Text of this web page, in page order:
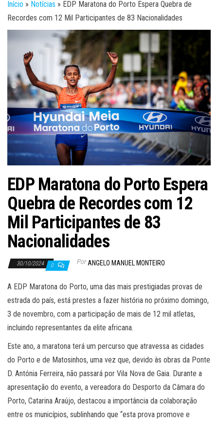
Início » Notícias » EDP Maratona do Porto Espera Quebra de
Recordes com 12 Mil Participantes de 83 Nacionalidades
EDP Maratona do Porto Espera
Quebra de Recordes com 12
Mil Participantes de 83
Nacionalidades
30/10/2024 0 Por ANGELO MANUEL MONTEIRO
A EDP Maratona do Porto, uma das mais prestigiadas provas de
estrada do país, está prestes a fazer história no próximo domingo,
3 de novembro, com a participação de mais de 12 mil atletas,
incluindo representantes da elite africana.
Este ano, a maratona terá um percurso que atravessa as cidades
do Porto e de Matosinhos, uma vez que, devido às obras da Ponte
D. Antónia Ferreira, não passará por Vila Nova de Gaia. Durante a
apresentação do evento, a vereadora do Desporto da Câmara do
Porto, Catarina Araújo, destacou a importância da colaboração
entre os municípios, sublinhando que “esta prova promove e